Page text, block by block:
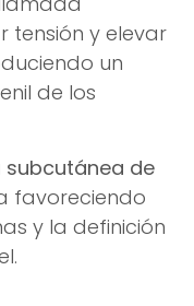
tensión y elevar
un
de los
subcutánea de
favoreciendo
y la definición